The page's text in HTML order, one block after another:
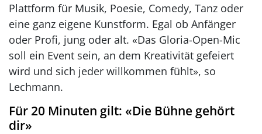
Plattform für Musik, Poesie, Comedy, Tanz oder
eine ganz eigene Kunstform. Egal ob Anfänger
oder Profi, jung oder alt. «Das Gloria-Open-Mic
soll ein Event sein, an dem Kreativität gefeiert
wird und sich jeder willkommen fühlt», so
Lechmann.
Für 20 Minuten gilt: «Die Bühne gehört
dir»